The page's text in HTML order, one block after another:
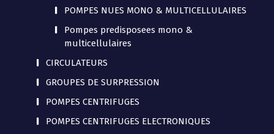
POMPES NUES MONO & MULTICELLULAIRES
Pompes predisposees mono &
multicellulaires
CIRCULATEURS
GROUPES DE SURPRESSION
POMPES CENTRIFUGES
POMPES CENTRIFUGES ELECTRONIQUES